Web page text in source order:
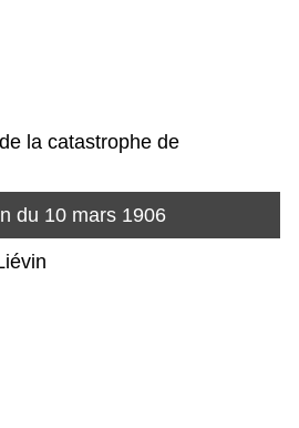
la catastrophe de
du 10 mars 1906